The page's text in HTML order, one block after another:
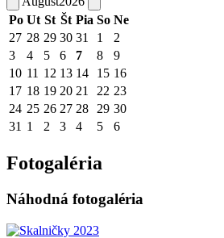
Po Ut St Št Pia So Ne
27 28 29 30 31 1
2
3
4 5 6 7 8
9
10 11 12 13 14 15 16
17 18 19 20 21 22 23
24 25 26 27 28 29 30
31 1 2 3 4 5 6
Fotogaléria
Náhodná fotogaléria